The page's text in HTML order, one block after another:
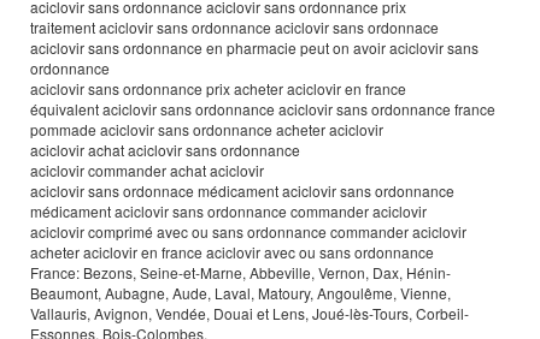
aciclovir sans ordonnance aciclovir sans ordonnance prix
traitement aciclovir sans ordonnance aciclovir sans ordonnace
aciclovir sans ordonnance en pharmacie peut on avoir aciclovir sans
ordonnance
aciclovir sans ordonnance prix acheter aciclovir en france
équivalent aciclovir sans ordonnance aciclovir sans ordonnance france
pommade aciclovir sans ordonnance acheter aciclovir
aciclovir achat aciclovir sans ordonnance
aciclovir commander achat aciclovir
aciclovir sans ordonnace médicament aciclovir sans ordonnance
médicament aciclovir sans ordonnance commander aciclovir
aciclovir comprimé avec ou sans ordonnance commander aciclovir
acheter aciclovir en france aciclovir avec ou sans ordonnance
France: Bezons, Seine-et-Marne, Abbeville, Vernon, Dax, Hénin-
Beaumont, Aubagne, Aude, Laval, Matoury, Angoulême, Vienne,
Vallauris, Avignon, Vendée, Douai et Lens, Joué-lès-Tours, Corbeil-
Essonnes, Bois-Colombes.